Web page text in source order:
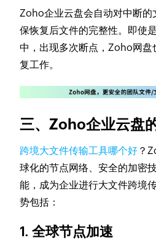
Zoho企业云盘会自动对中断的
保恢复后文件的完整性。即使
中，出现多次断点，Zoho网盘
复工作。
三、Zoho企业云盘
跨境大文件传输工具哪个好 ？
球化的节点网络、安全的加密
能，成为企业进行大文件跨境
势包括：
1. 全球节点加速